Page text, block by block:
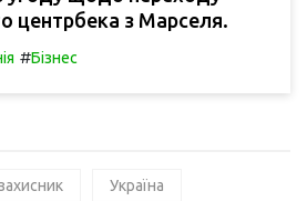
центрбека з Марселя.
#Бізнес
Україна